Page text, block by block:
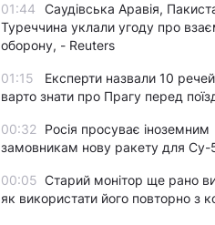
01:44
Саудівська Аравія,
Туреччина уклали угоду про
оборону, - Reuters
01:15
Експерти назвали 10
варто знати про Прагу перед
00:32
Росія просуває іноземним
замовникам нову ракету для Су-
00:05 Старий монітор ще рано
як використати його повторно з